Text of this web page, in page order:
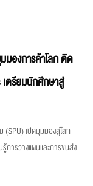
มองการค้าโลก ติด
ตรียมนักศึกษาสู่
เปิดมุมมองสู่โลก
การวางแผนและการขนส่ง